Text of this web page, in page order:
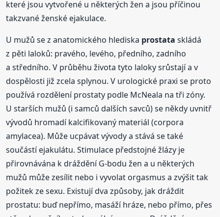
které jsou vytvořené u některých žen a jsou příčinou
takzvané ženské ejakulace.
U mužů se z anatomického hlediska prostata skládá
z pěti laloků: pravého, levého, předního, zadního
a středního. V průběhu života tyto laloky srůstají a v
dospělosti již zcela splynou. V urologické praxi se proto
používá rozdělení prostaty podle McNeala na tři zóny.
U starších mužů (i samců dalších savců) se někdy uvnitř
vývodů hromadí kalcifikovaný materiál (corpora
amylacea). Může ucpávat vývody a stává se také
součástí ejakulátu. Stimulace předstojné žlázy je
přirovnávána k dráždění G-bodu žen a u některých
mužů může zesílit nebo i vyvolat orgasmus a zvýšit tak
požitek ze sexu. Existují dva způsoby, jak dráždit
prostatu: buď nepřímo, masáží hráze, nebo přímo, přes